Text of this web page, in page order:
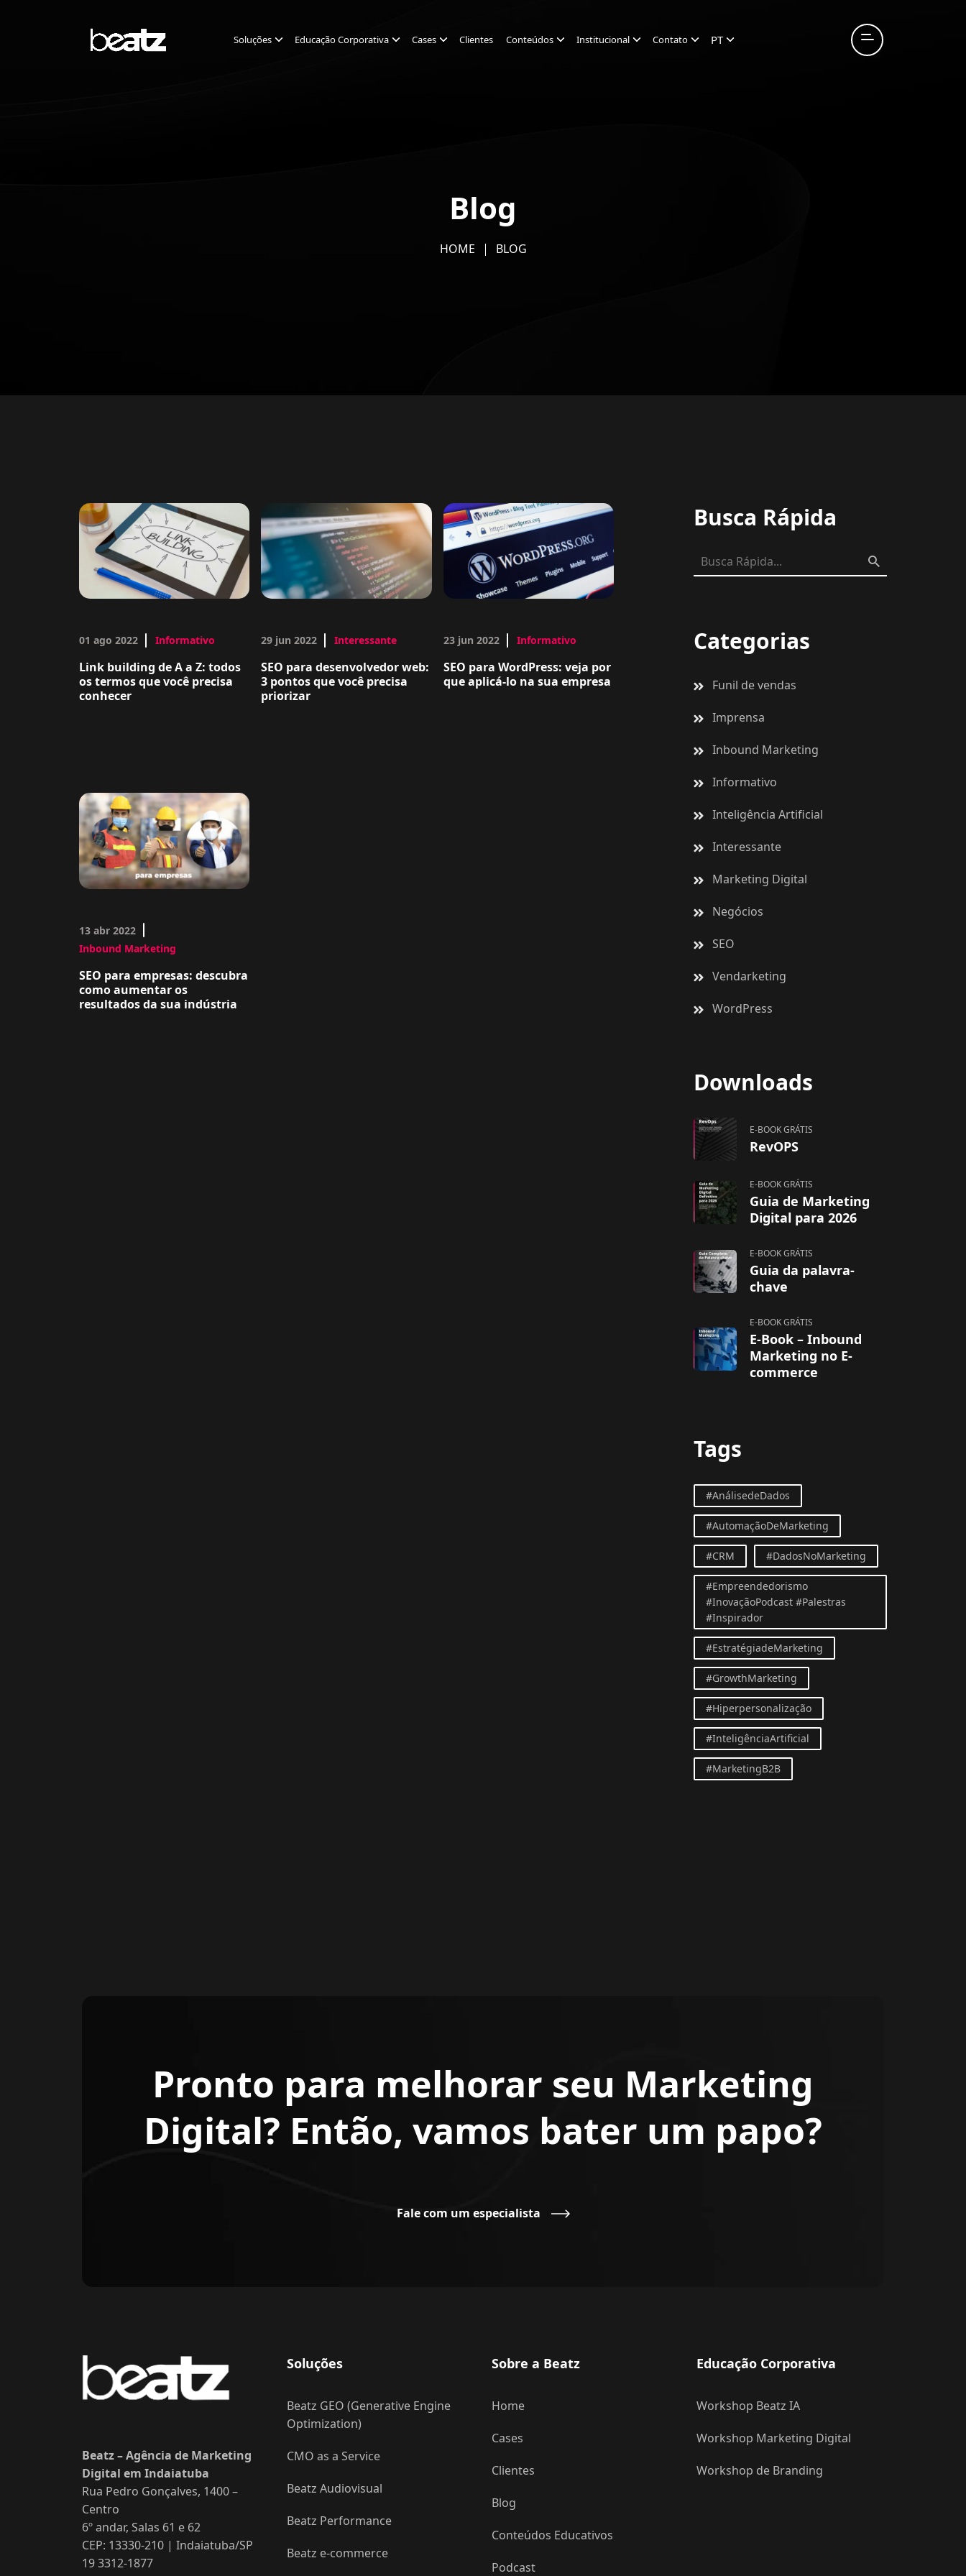
Soluções Educação Corporativa Cases Clientes Conteúdos Institucional Contato PT
Blog
HOME BLOG
01 ago 2022 Informativo
Link building de A a Z: todos
os termos que você precisa
conhecer
29 jun 2022 Interessante
SEO para desenvolvedor web:
3 pontos que você precisa
priorizar
23 jun 2022 Informativo
SEO para WordPress: veja por
que aplicá-lo na sua empresa
13 abr 2022
Inbound Marketing
SEO para empresas: descubra
como aumentar os
resultados da sua indústria
Busca Rápida
Categorias
Funil de vendas
Imprensa
Inbound Marketing
Informativo
Inteligência Artificial
Interessante
Marketing Digital
Negócios
SEO
Vendarketing
WordPress
Downloads
E-BOOK GRÁTIS
RevOPS
E-BOOK GRÁTIS
Guia de Marketing
Digital para 2026
E-BOOK GRÁTIS
Guia da palavra-
chave
E-BOOK GRÁTIS
E-Book – Inbound
Marketing no E-
commerce
Tags
#AnálisedeDados
#AutomaçãoDeMarketing
#CRM #DadosNoMarketing
#Empreendedorismo
#InovaçãoPodcast #Palestras
#Inspirador
#EstratégiadeMarketing
#GrowthMarketing
#Hiperpersonalização
#InteligênciaArtificial
#MarketingB2B
Pronto para melhorar seu Marketing
Digital? Então, vamos bater um papo?
Fale com um especialista
Beatz – Agência de Marketing
Digital em Indaiatuba
Rua Pedro Gonçalves, 1400 –
Centro
6º andar, Salas 61 e 62
CEP: 13330-210 | Indaiatuba/SP
19 3312-1877
Soluções
Beatz GEO (Generative Engine
Optimization)
CMO as a Service
Beatz Audiovisual
Beatz Performance
Beatz e-commerce
Sobre a Beatz
Home
Cases
Clientes
Blog
Conteúdos Educativos
Podcast
Educação Corporativa
Workshop Beatz IA
Workshop Marketing Digital
Workshop de Branding